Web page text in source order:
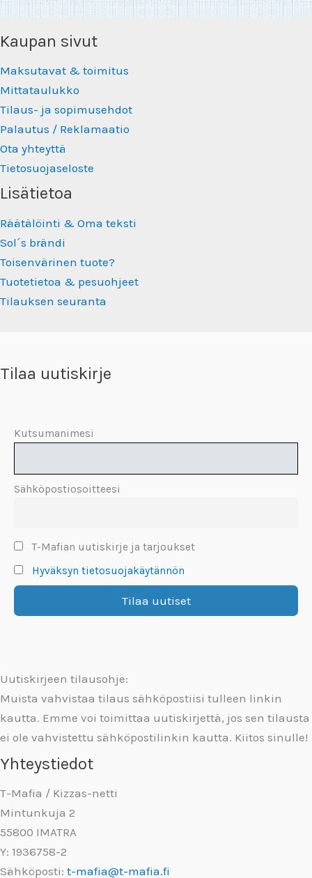
Kaupan sivut
Maksutavat & toimitus
Mittataulukko
Tilaus- ja sopimusehdot
Palautus / Reklamaatio
Ota yhteyttä
Tietosuojaseloste
Lisätietoa
Räätälöinti & Oma teksti
Sol´s brändi
Toisenvärinen tuote?
Tuotetietoa & pesuohjeet
Tilauksen seuranta
Tilaa uutiskirje
Kutsumanimesi
Sähköpostiosoitteesi
T-Mafian uutiskirje ja tarjoukset
Hyväksyn tietosuojakäytännön
Uutiskirjeen tilausohje:
Muista vahvistaa tilaus sähköpostiisi tulleen linkin
kautta. Emme voi toimittaa uutiskirjettä, jos sen tilausta
ei ole vahvistettu sähköpostilinkin kautta. Kiitos sinulle!
Yhteystiedot
T-Mafia / Kizzas-netti
Mintunkuja 2
55800 IMATRA
Y: 1936758-2
Sähköposti: t-mafia@t-mafia.fi